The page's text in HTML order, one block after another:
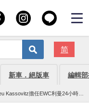
简
新車．絕版車 編輯
Kassovitz擔任EWC利曼24小時耐